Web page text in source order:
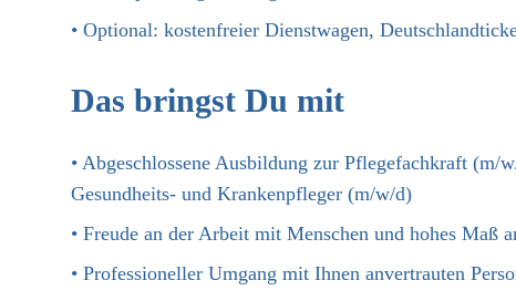
• Optional: kostenfreier Dienstwagen,
Das bringst Du mit
• Abgeschlossene Ausbildung zur Pflegefachkraft
Gesundheits- und Krankenpfleger (m/w/d)
• Freude an der Arbeit mit Menschen und hohes Maß
• Professioneller Umgang mit Ihnen anvertrauten